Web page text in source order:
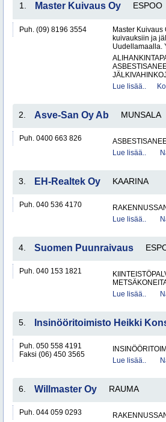
1. Master Kuivaus Oy ESPOO
Puh. (09) 8196 3554
Master
kuivauksiin ja
Uudellamaalla.
Lue lisää..
2. Asve-San Oy Ab MUNSALA
Puh. 0400 663 826
Lue lisää..
3. EH-Realtek Oy KAARINA
Puh. 040 536 4170
Lue lisää..
4. Suomen Puunraivaus
Puh. 040 153 1821
Lue lisää..
5. Insinööritoimisto Heikki
Puh. 050 558 4191
Faksi (06) 450 3565
Lue lisää..
6. Willmaster Oy RAUMA
Puh. 044 059 0293